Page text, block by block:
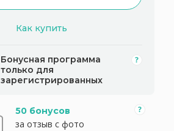
Как купить
Бонусная программа
только для
зарегистрированных
50 бонусов
за отзыв с фото